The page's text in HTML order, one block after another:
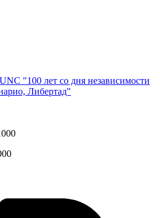
"100 лет со дня независимости
Либертад"